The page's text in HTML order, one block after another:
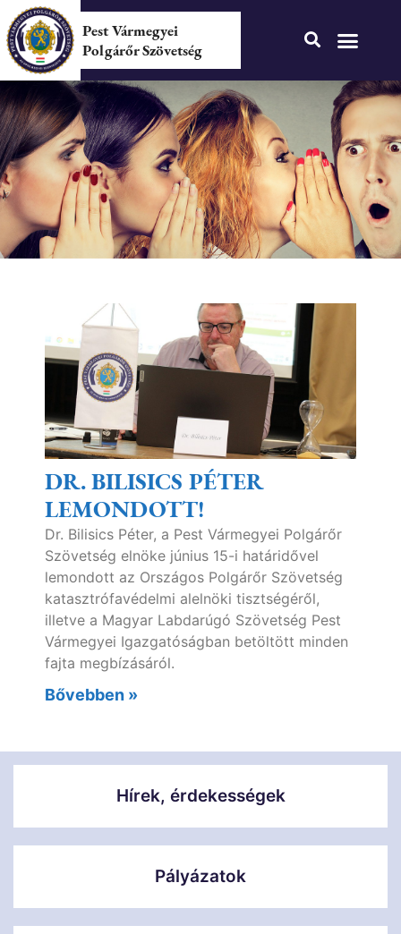
Pest Vármegyei
Polgárőr Szövetség
DR. BILISICS PÉTER
LEMONDOTT!
Dr. Bilisics Péter, a Pest Vármegyei Polgárőr
Szövetség elnöke június 15-i határidővel
lemondott az Országos Polgárőr Szövetség
katasztrófavédelmi alelnöki tisztségéről,
illetve a Magyar Labdarúgó Szövetség Pest
Vármegyei Igazgatóságban betöltött minden
fajta megbízásáról.
Bővebben »
Hírek, érdekességek
Pályázatok